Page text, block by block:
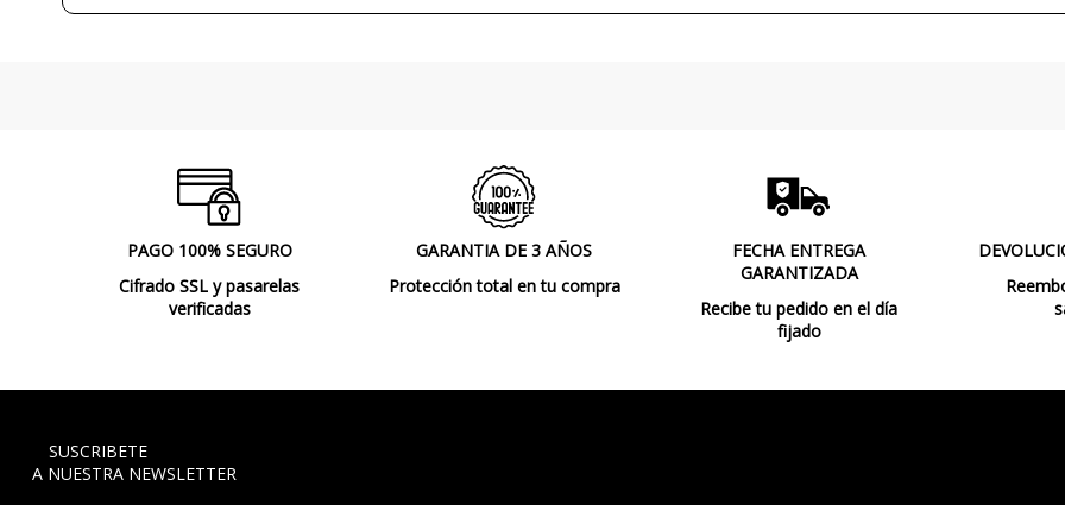
Uso
PAGO 100% SEGURO
Cifrado SSL y pasarelas
verificadas
GARANTIA DE 3 AÑOS
Protección total en tu compra
FECHA ENTREGA
GARANTIZADA
Recibe tu pedido en el día
fijado
SUSCRIBETE
A NUESTRA NEWSLETTER